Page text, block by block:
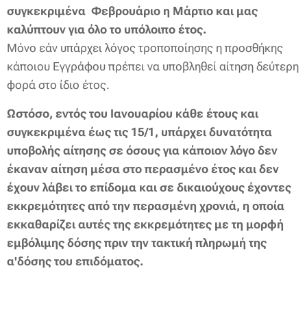
συγκεκριμένα Φεβρουάριο η Μάρτιο και μας
καλύπτουν για όλο το υπόλοιπο έτος.
Μόνο εάν υπάρχει λόγος τροποποίησης η προσθήκης
κάποιου Εγγράφου πρέπει να υποβληθεί αίτηση δεύτερη
φορά στο ίδιο έτος.
Ωστόσο, εντός του Ιανουαρίου κάθε έτους και
συγκεκριμένα έως τις 15/1, υπάρχει δυνατότητα
υποβολής αίτησης σε όσους για κάποιον λόγο δεν
έκαναν αίτηση μέσα στο περασμένο έτος και δεν
έχουν λάβει το επίδομα και σε δικαιούχους έχοντες
εκκρεμότητες από την περασμένη χρονιά, η οποία
εκκαθαρίζει αυτές της εκκρεμότητες με τη μορφή
εμβόλιμης δόσης πριν την τακτική πληρωμή της
α'δόσης του επιδόματος.